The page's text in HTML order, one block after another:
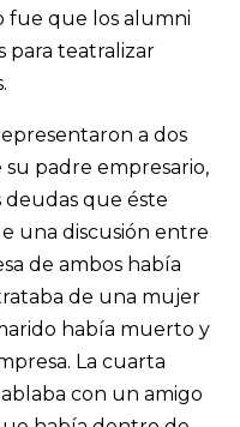
fue que los alumni
para teatralizar
a dos
padre empresario,
deudas que éste
una discusión entre
de ambos había
de una mujer
había muerto y
La cuarta
con un amigo